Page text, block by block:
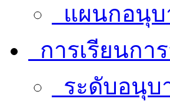
แผนกอนุบ
การเรียนกา
ระดับอนุบ